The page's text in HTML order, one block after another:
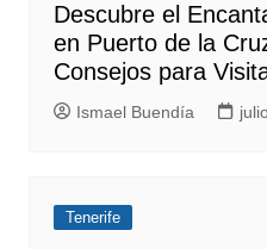
Descubre el
en Puerto de la
Consejos para
Ismael Buendía
Tenerife